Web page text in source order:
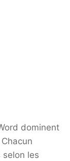
dominent
les